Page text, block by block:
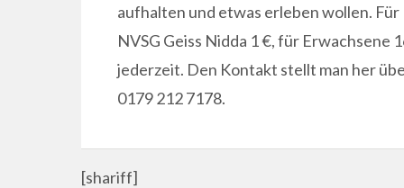
aufhalten und etwas erleben wollen.
NVSG Geiss Nidda 1 €, für Erwachsene
jederzeit. Den Kontakt stellt man her
0179 212 7178.
[shariff]